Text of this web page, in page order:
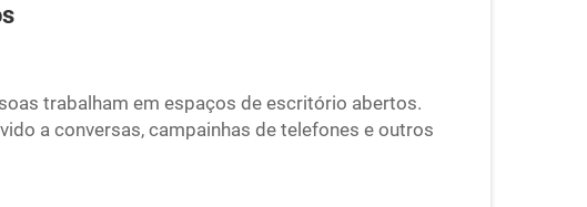
trabalham em espaços de escritório abertos.
a conversas, campainhas de telefones e outros
para escritórios estão se tornando muito populares
para ajudar as pessoas a se concentrarem